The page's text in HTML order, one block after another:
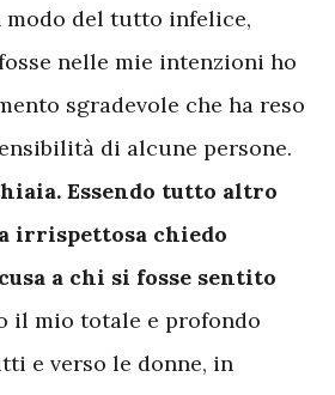
del tutto infelice,
nelle mie intenzioni ho
sgradevole che ha reso
di alcune persone.
Essendo tutto altro
irrispettosa chiedo
a chi si fosse sentito
il mio totale e profondo
e verso le donne, in